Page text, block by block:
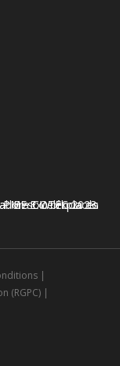
|
(RGPC)|